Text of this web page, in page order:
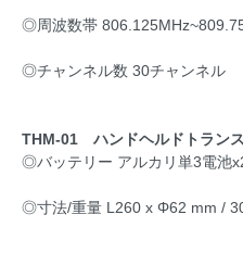
◎周波数帯
◎チャンネル数 30チャンネル
THM-01 ハンドヘルドトラン
◎バッテリー アルカリ単3電池
◎寸法/重量 L260 x Φ62 mm /